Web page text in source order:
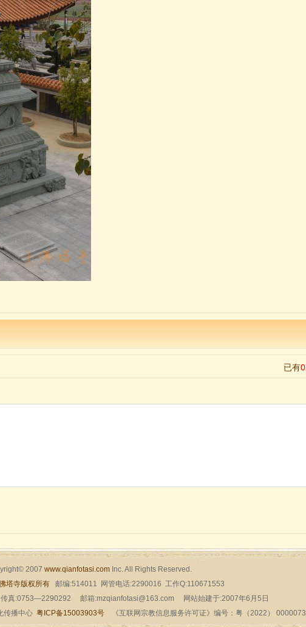
2007 www.qianfotasi.comInc. All Rights Reserved.
塔寺版权所有邮编:514011 网管电话:2290016 工作Q:110671553
传真:0753—2290292 邮箱:mzqianfotasi@163.com 网站始建于:2007年6月5日
传播中心 粤ICP备15003903号 《互联网宗教信息服务许可证》编号：粤（2022） 0000073